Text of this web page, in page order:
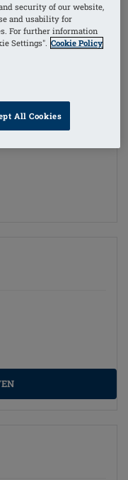
security of our website,
and usability for
For further information
Settings". Cookie Policy
All Cookies